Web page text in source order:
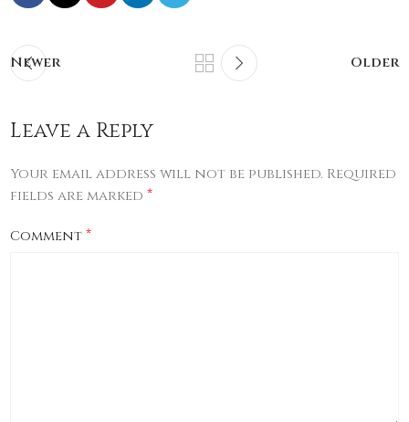
Newer Older
Leave a Reply
Your email address will not be published. Required
fields are marked*
Comment*